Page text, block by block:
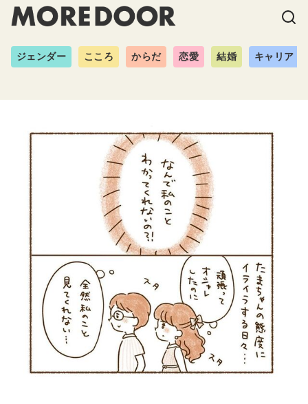
ジェンダー こころ からだ 恋愛 結婚 キャリア